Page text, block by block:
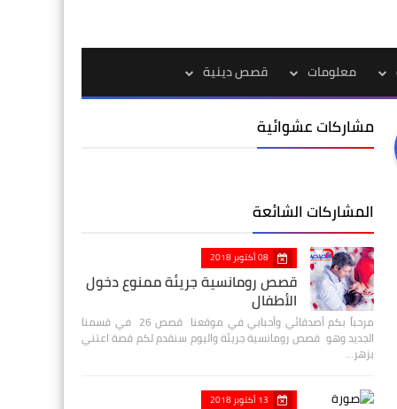
معلومات قصص دينية
مشاركات عشوائية
المشاركات الشائعة
08 أكتوبر 2018
قصص رومانسية جريئة ممنوع دخول
الأطفال
مرحباً بكم أصدقائي وأحبابي في موقعنا قصص 26 في قسمنا
الجديد وهو قصص رومانسية جريئة واليوم سنقدم لكم قصة اعتني
بزهر…
13 أكتوبر 2018